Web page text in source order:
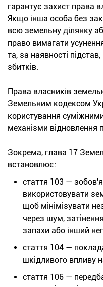
гарантує захист права
Якщо інша особа без
всю земельну ділянку
право вимагати
та, за наявності
збитків.
Права власників
Земельним кодексом
користування
механізми відновлення
Зокрема, глава 17
встановлює:
стаття 103 —
використовувати
щоб мінімізувати
через шум,
запахи або інший
стаття 104 —
шкідливого впливу
стаття 106 —